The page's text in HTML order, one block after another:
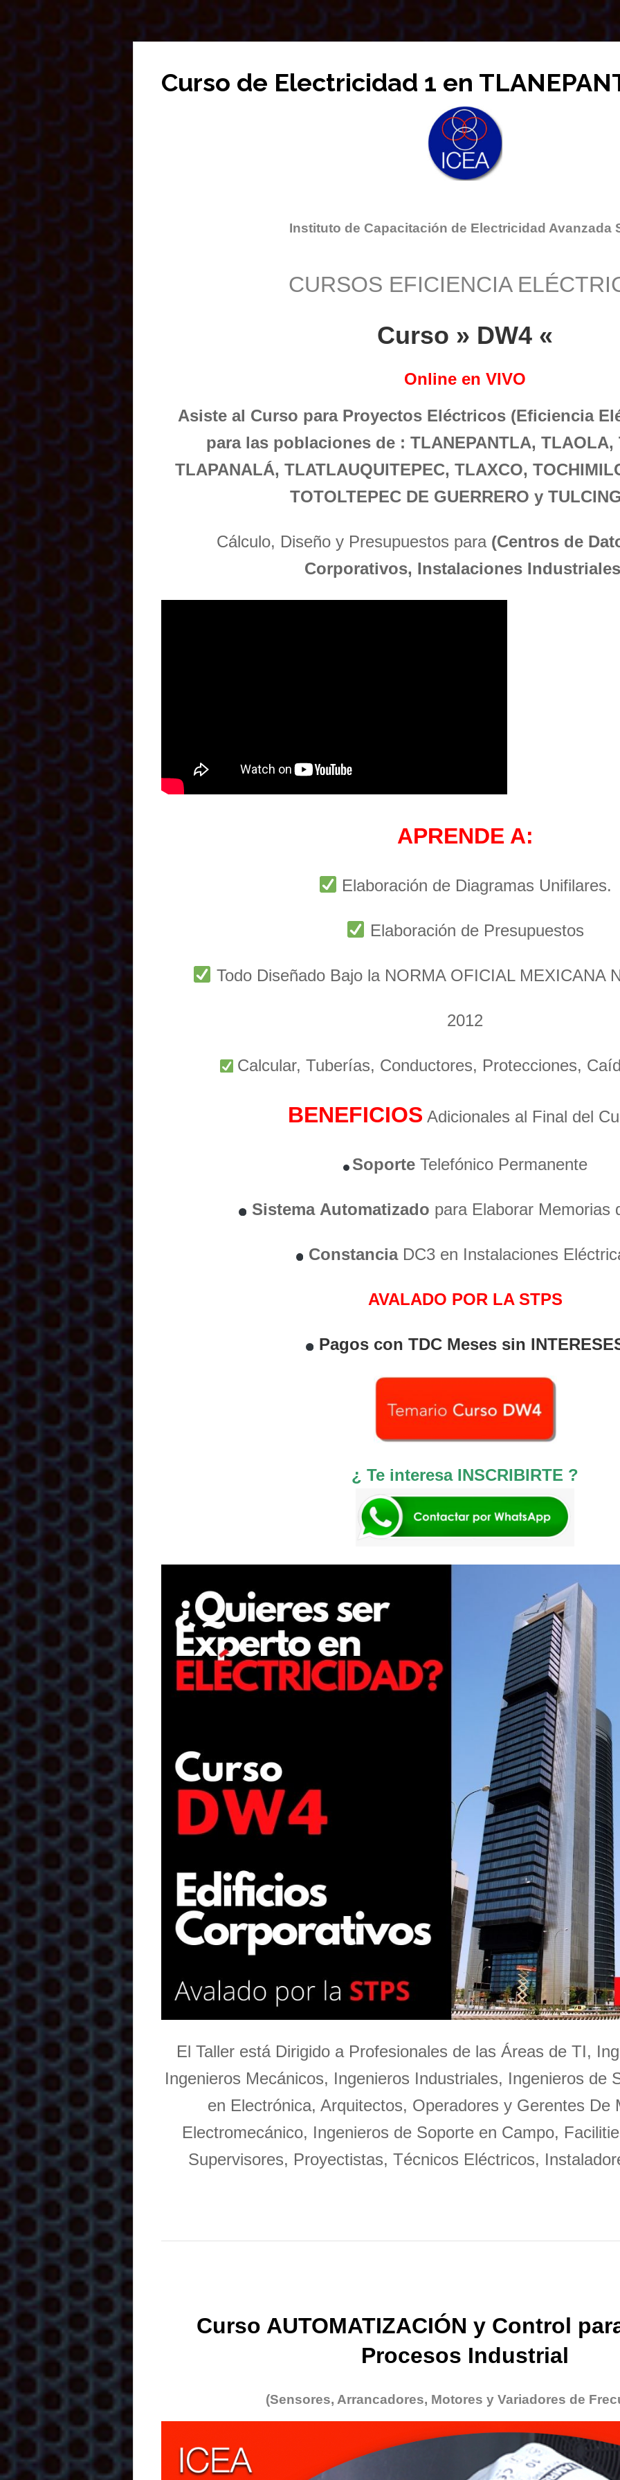
Curso de Electricidad 1 en
Instituto de Capacitación de Electricidad Avanzada
CURSOS EFICIENCIA
Curso » DW4 «
Online en VIVO
Asiste al Curso para Proyectos Eléctricos (Eficiencia
para las poblaciones de : TLANEPANTLA, TLAOLA,
TLAPANALÁ, TLATLAUQUITEPEC, TLAXCO,
TOTOLTEPEC DE GUERRERO y
Cálculo, Diseño y Presupuestos para (Centros de
Corporativos, Instalaciones
APRENDE A:
Elaboración de Diagramas Unifilares.
Elaboración de Presupuestos
Todo Diseñado Bajo la NORMA OFICIAL MEXICANA
2012
Calcular, Tuberías, Conductores, Protecciones,
BENEFICIOS Adicionales al Final del
Soporte Telefónico Permanente
Sistema Automatizado para Elaborar Memorias
ConstanciaDC3 en Instalaciones
AVALADO POR LA STPS
Pagos con TDC Meses sin
¿ Te interesa INSCRIBIRTE ?
El Taller está Dirigido a Profesionales de las Áreas de TI,
Ingenieros Mecánicos, Ingenieros Industriales, Ingenieros de
en Electrónica, Arquitectos, Operadores y Gerentes De
Electromecánico, Ingenieros de Soporte en Campo,
Supervisores, Proyectistas, Técnicos Eléctricos,
Curso AUTOMATIZACIÓN y Control
Procesos Industrial
(Sensores, Arrancadores, Motores y Variadores de